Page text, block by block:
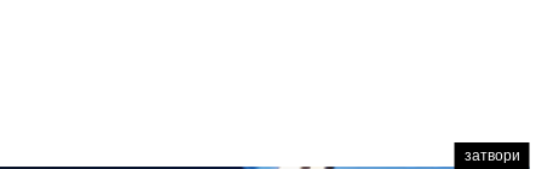
затвори